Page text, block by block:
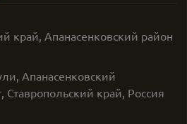
край, Апанасенковский район
Апанасенковский
край, Россия